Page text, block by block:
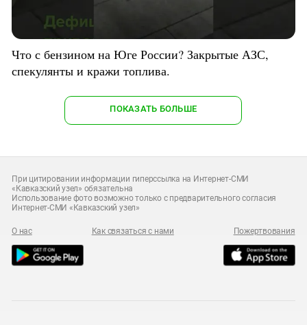
Что с бензином на Юге России? Закрытые АЗС,
спекулянты и кражи топлива.
ПОКАЗАТЬ БОЛЬШЕ
При цитировании информации гиперссылка на Интернет-СМИ
«Кавказский узел» обязательна
Использование фото возможно только с предварительного согласия
Интернет-СМИ «Кавказский узел»
О нас Как связаться с нами Пожертвования